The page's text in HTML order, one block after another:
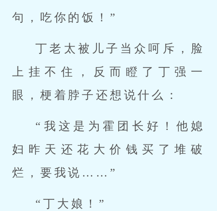
句，吃你的饭！”
丁老太被儿子当众呵斥，脸
上挂不住，反而瞪了丁强一
眼，梗着脖子还想说什么：
“我这是为霍团长好！他媳
妇昨天还花大价钱买了堆破
烂，要我说……”
“丁大娘！”